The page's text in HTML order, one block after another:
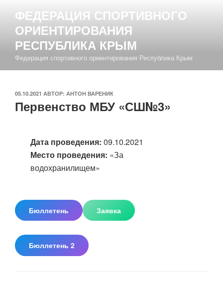
содержимому
ФЕДЕРАЦИЯ СПОРТИВНОГО
ОРИЕНТИРОВАНИЯ
РЕСПУБЛИКА КРЫМ
Федерация спортивного ориентирования Республика Крым
ОПУБЛИКОВАНО
05.10.2021 АВТОР: АНТОН ВАРЕНИК
Первенство МБУ «СШ№3»
Дата проведения: 09.10.2021
Место проведения: «За
водохранилищем»
Бюллетень Заявка
Бюллетень 2